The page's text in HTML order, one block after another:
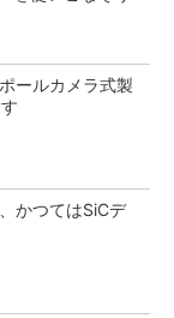
ールカメラ式製
かつてはSiCデ